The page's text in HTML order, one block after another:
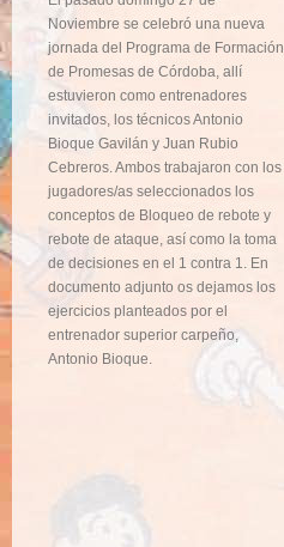
Noviembre se celebró una nueva
jornada del Programa de Formación
de Promesas de Córdoba, allí
estuvieron como entrenadores
invitados, los técnicos Antonio
Bioque Gavilán y Juan Rubio
Cebreros. Ambos trabajaron con los
jugadores/as seleccionados los
conceptos de Bloqueo de rebote y
rebote de ataque, así como la toma
de decisiones en el 1 contra 1. En
documento adjunto os dejamos los
ejercicios planteados por el
entrenador superior carpeño,
Antonio Bioque.